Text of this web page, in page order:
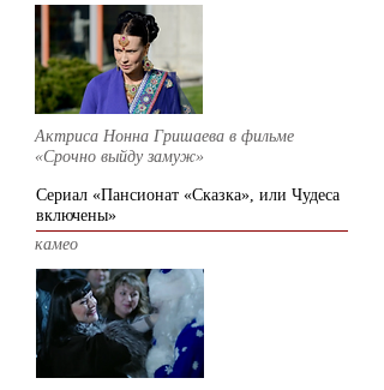
Актриса Нонна Гришаева в фильме
«Срочно выйду замуж»
Сериал «Пансионат «Сказка», или Чудеса
включены»
камео